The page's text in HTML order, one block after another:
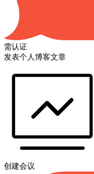
需认证
发表个人博客文章
创建会议